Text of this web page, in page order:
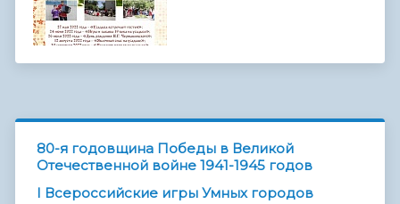
80-я годовщина Победы в Великой
Отечественной войне 1941-1945 годов
I Всероссийские игры Умных городов